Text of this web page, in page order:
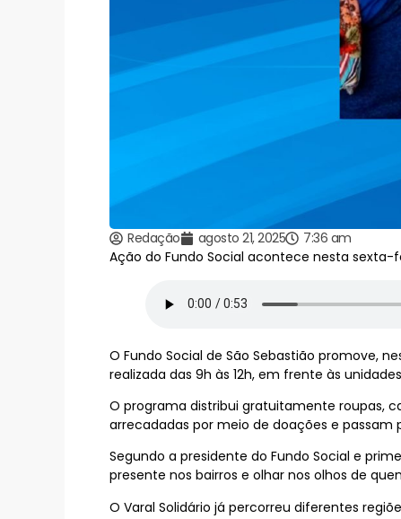
Redação agosto 21, 2025
7:36 am
Ação do Fundo Social acontece nesta sexta-
O Fundo Social de São Sebastião promove,
realizada das 9h às 12h, em frente às
O programa distribui gratuitamente roupas,
arrecadadas por meio de doações e
Segundo a presidente do Fundo Social e
presente nos bairros e olhar nos olhos de
O Varal Solidário já percorreu diferentes